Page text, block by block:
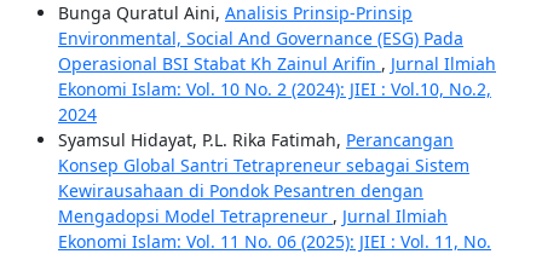
Bunga Quratul Aini, Analisis Prinsip-Prinsip
Environmental, Social And Governance (ESG) Pada
Operasional BSI Stabat Kh Zainul Arifin , Jurnal Ilmiah
Ekonomi Islam: Vol. 10 No. 2 (2024): JIEI : Vol.10, No.2,
2024
Syamsul Hidayat, P.L. Rika Fatimah, Perancangan
Konsep Global Santri Tetrapreneur sebagai Sistem
Kewirausahaan di Pondok Pesantren dengan
Mengadopsi Model Tetrapreneur , Jurnal Ilmiah
Ekonomi Islam: Vol. 11 No. 06 (2025): JIEI : Vol. 11, No.